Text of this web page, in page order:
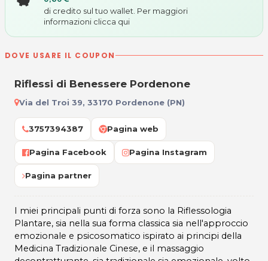
di credito sul tuo wallet. Per maggiori
informazioni clicca qui
DOVE USARE IL COUPON
Riflessi di Benessere Pordenone
Via del Troi 39, 33170 Pordenone (PN)
3757394387 Pagina web
Pagina Facebook Pagina Instagram
Pagina partner
I miei principali punti di forza sono la Riflessologia
Plantare, sia nella sua forma classica sia nell'approccio
emozionale e psicosomatico ispirato ai principi della
Medicina Tradizionale Cinese, e il massaggio